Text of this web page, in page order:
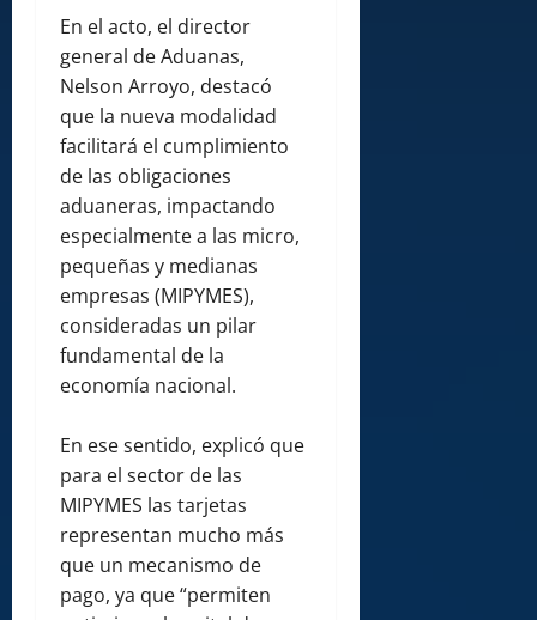
En el acto, el director
general de Aduanas,
Nelson Arroyo, destacó
que la nueva modalidad
facilitará el cumplimiento
de las obligaciones
aduaneras, impactando
especialmente a las micro,
pequeñas y medianas
empresas (MIPYMES),
consideradas un pilar
fundamental de la
economía nacional.
En ese sentido, explicó que
para el sector de las
MIPYMES las tarjetas
representan mucho más
que un mecanismo de
pago, ya que “permiten